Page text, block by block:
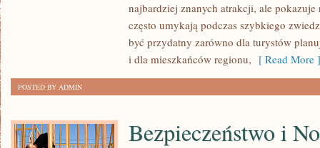
najbardziej znanych atrakcji, ale
często umykają podczas szybkiego
być przydatny zarówno dla turystów
i dla mieszkańców regionu, [ Read More ]
POSTED BY ADMIN
Bezpieczeństwo i